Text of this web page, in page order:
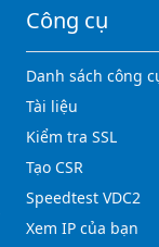
Công cụ
Danh sách công
Tài liệu
Kiểm tra SSL
Tạo CSR
Speedtest VDC2
Xem IP của bạn